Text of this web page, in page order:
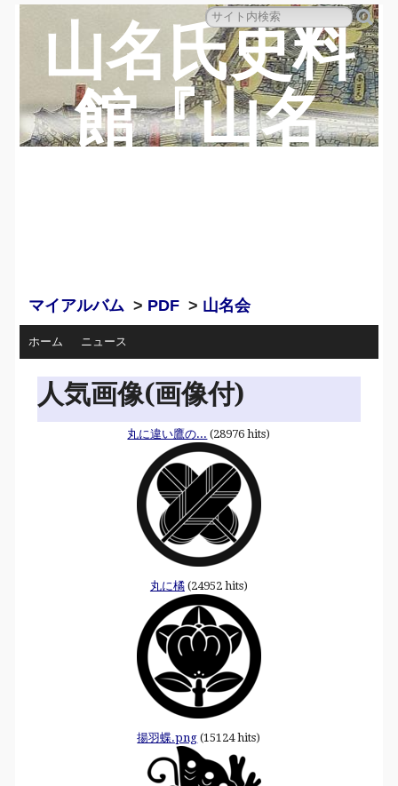
山名氏史料
館『山名
マイアルバム > PDF > 山名会
ホーム ニュース
人気画像(画像付)
丸に違い鷹の... (28976 hits)
丸に橘(24952 hits)
揚羽蝶.png (15124 hits)